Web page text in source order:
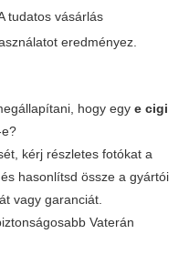
tudatos vásárlás
eredményez.
hogy egy e cigi
kérj részletes fotókat a
hasonlítsd össze a gyártói
vagy garanciát.
Vaterán